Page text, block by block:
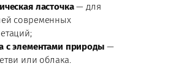
ласточка— для
современных
с элементами природы—
или облака.